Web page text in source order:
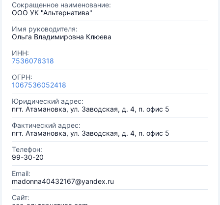
Сокращенное наименование:
ООО УК "Альтернатива"
Имя руководителя:
Ольга Владимировна Клюева
ИНН:
7536076318
ОГРН:
1067536052418
Юридический адрес:
пгт. Атамановка, ул. Заводская, д. 4, п. офис 5
Фактический адрес:
пгт. Атамановка, ул. Заводская, д. 4, п. офис 5
Телефон:
99-30-20
Email:
madonna40432167@yandex.ru
Сайт: